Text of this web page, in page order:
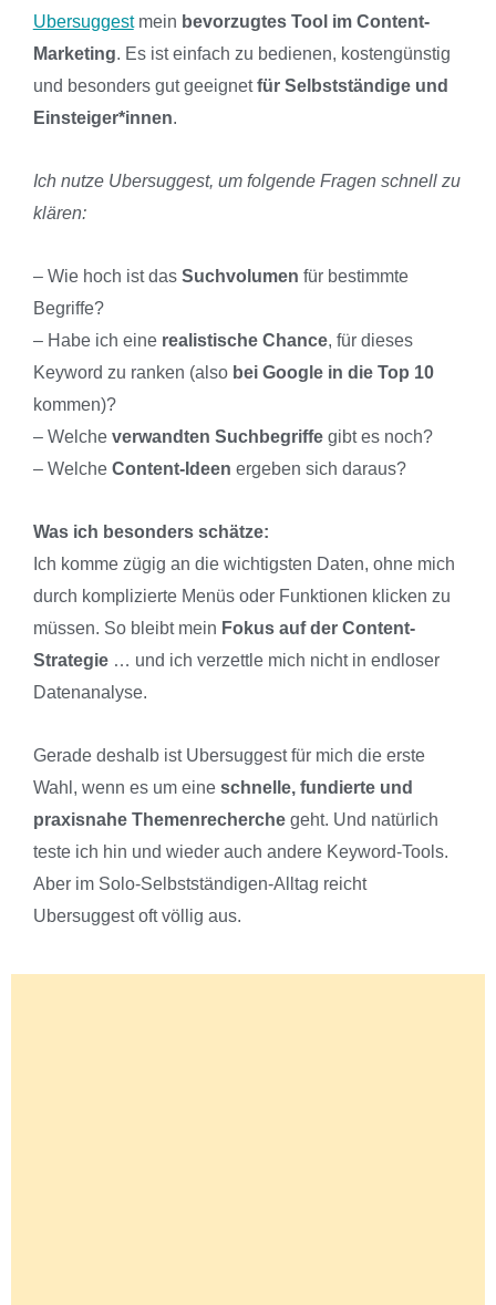
Ubersuggestmein bevorzugtes Tool im Content-
Marketing. Es ist einfach zu bedienen, kostengünstig
und besonders gut geeignetfür Selbstständige und
Einsteiger*innen.
Ich nutze Ubersuggest, um folgende Fragen schnell zu
klären:
– Wie hoch ist das Suchvolumen für bestimmte
Begriffe?
– Habe ich eine realistische Chance, für dieses
Keyword zu ranken (also bei Google in die Top 10
kommen)?
– Welche verwandten Suchbegriffegibt es noch?
– Welche Content-Ideen ergeben sich daraus?
Was ich besonders schätze:
Ich komme zügig an die wichtigsten Daten, ohne mich
durch komplizierte Menüs oder Funktionen klicken zu
müssen. So bleibt mein Fokus auf der Content-
Strategie… und ich verzettle mich nicht in endloser
Datenanalyse.
Gerade deshalb ist Ubersuggest für mich die erste
Wahl, wenn es um eine schnelle, fundierte und
praxisnahe Themenrecherchegeht. Und natürlich
teste ich hin und wieder auch andere Keyword-Tools.
Aber im Solo-Selbstständigen-Alltag reicht
Ubersuggest oft völlig aus.